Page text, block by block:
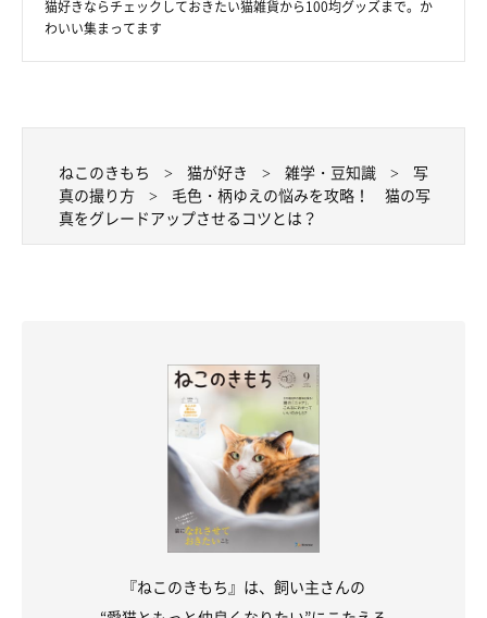
猫好きならチェックしておきたい猫雑貨から100均グッズまで。か
わいい集まってます
ねこのきもち 猫が好き 雑学・豆知識
写
真の撮り方
毛色・柄ゆえの悩みを攻略！ 猫の写
真をグレードアップさせるコツとは？
『ねこのきもち』は、飼い主さんの